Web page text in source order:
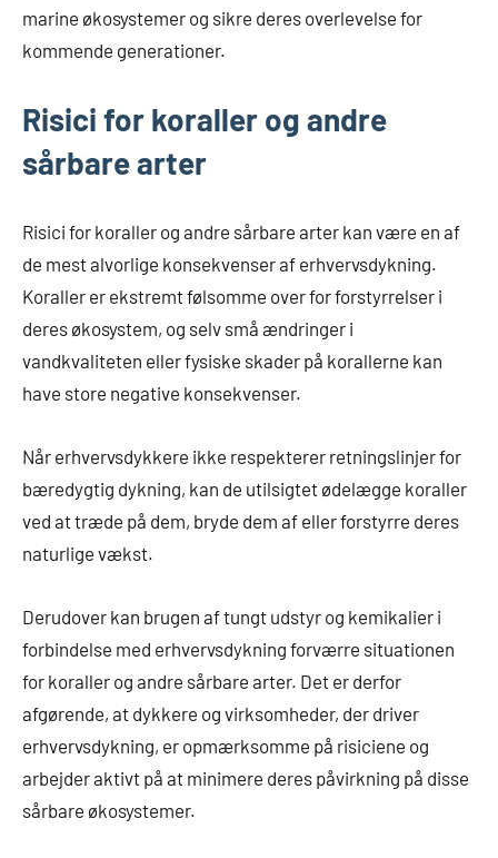
marine økosystemer og sikre deres overlevelse for
kommende generationer.
Risici for koraller og andre
sårbare arter
Risici for koraller og andre sårbare arter kan være en af
de mest alvorlige konsekvenser af erhvervsdykning.
Koraller er ekstremt følsomme over for forstyrrelser i
deres økosystem, og selv små ændringer i
vandkvaliteten eller fysiske skader på korallerne kan
have store negative konsekvenser.
Når erhvervsdykkere ikke respekterer retningslinjer for
bæredygtig dykning, kan de utilsigtet ødelægge koraller
ved at træde på dem, bryde dem af eller forstyrre deres
naturlige vækst.
Derudover kan brugen af tungt udstyr og kemikalier i
forbindelse med erhvervsdykning forværre situationen
for koraller og andre sårbare arter. Det er derfor
afgørende, at dykkere og virksomheder, der driver
erhvervsdykning, er opmærksomme på risiciene og
arbejder aktivt på at minimere deres påvirkning på disse
sårbare økosystemer.